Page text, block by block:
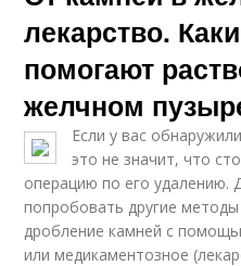
лекарство.
помогают
желчном
Если у вас
это не значит, что
операцию по его удалению.
попробовать другие
дробление камней с
или медикаментозное